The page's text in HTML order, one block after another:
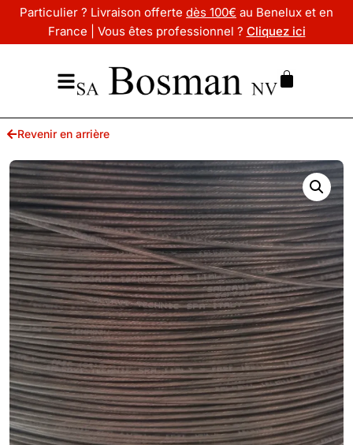
Particulier ? Livraison offerte dès 100€ au Benelux et en
France | Vous êtes professionnel ? Cliquez ici
Revenir en arrière